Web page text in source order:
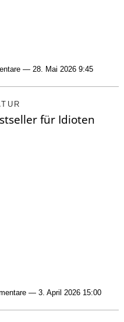
— 28. Mai 2026 9:45
für Idioten
— 3. April 2026 15:00